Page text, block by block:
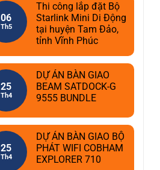
06
Th5
Thi công lắp đặt Bộ
Starlink Mini Di Động
tại huyện Tam Đảo,
tỉnh Vĩnh Phúc
25
Th4
DỰ ÁN BÀN GIAO
BEAM SATDOCK-G
9555 BUNDLE
25
Th4
DỰ ÁN BÀN GIAO BỘ
PHÁT WIFI COBHAM
EXPLORER 710